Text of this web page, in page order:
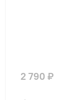
2 790 ₽